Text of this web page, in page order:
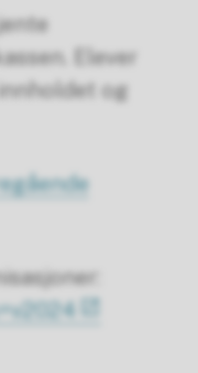
Elever
og